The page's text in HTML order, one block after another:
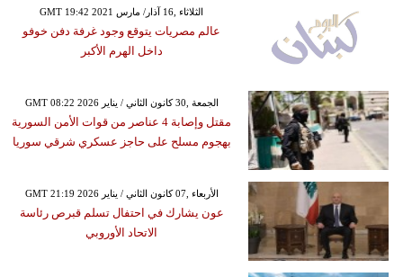
GMT 19:42 2021 الثلاثاء ,16 آذار/ مارس
عالم مصريات يتوقع وجود غرفة دفن خوفو
داخل الهرم الأكبر
GMT 08:22 2026 الجمعة ,30 كانون الثاني / يناير
مقتل وإصابة 4 عناصر من قوات الأمن السورية
بهجوم مسلح على حاجز عسكري شرقي سوريا
GMT 21:19 2026 الأربعاء ,07 كانون الثاني / يناير
عون يشارك في احتفال تسلم قبرص رئاسة
الاتحاد الأوروبي